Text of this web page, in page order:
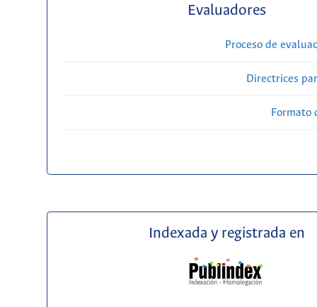
Evaluadores
Proceso de
Directrices
Formato
Indexada y registrada en